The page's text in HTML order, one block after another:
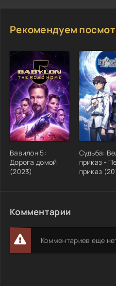
Рекомендуем
Вавилон 5:
Дорога домой
(2023)
Судьба:
приказ -
приказ
Комментарии
Комментариев еще